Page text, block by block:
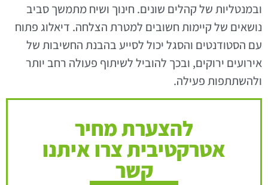
ובמנטליות של קהלים שונים. חינוך ושיח מתמשך סביב
נושאים של קיימות חשובים למטרת הצלחה. דיאלוג פתוח
עם הסטודנטים והסגל יכול לסייע בהבנת החשיבות של
אירועים ירוקים, ובכך להוביל לשיתוף פעולה רחב יותר
ולהשתתפות פעילה.
להצערת מחיר
אטרקטיבית צרו איתנו
קשר